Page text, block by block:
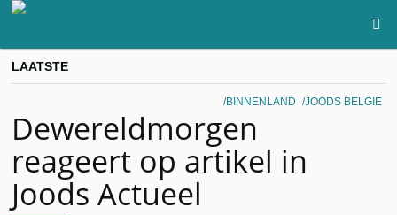
LAATSTE
BINNENLAND JOODS BELGIË
Dewereldmorgen
reageert op artikel in
Joods Actueel